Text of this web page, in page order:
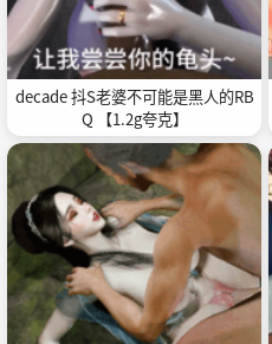
decade 抖S老婆不可能是黑人的RB
Q 【1.2g夸克】